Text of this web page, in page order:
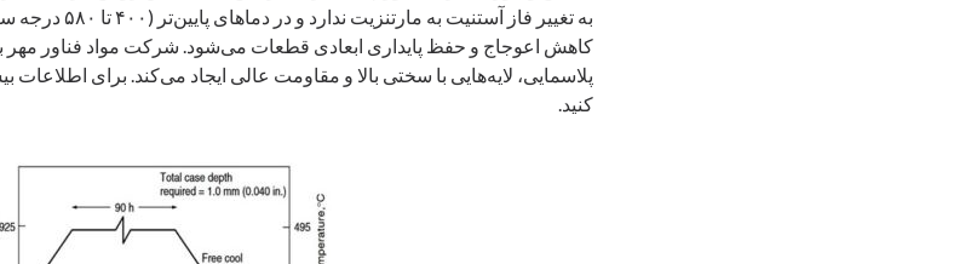
به تغییر فاز
کاهش اعوجاج و حفظ پایداری ابعادی قطعات می‌شود. شرکت مواد فناور مهر
پلاسمایی، لایه‌هایی با سختی بالا و مقاومت عالی ایجاد می‌کند. برای
کنید.